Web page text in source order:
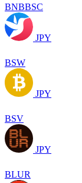
BNBBSC
JPY
BSW
JPY
BSV
JPY
BLUR